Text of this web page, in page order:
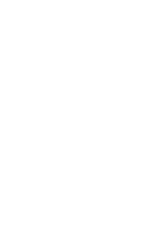
a los
Kids